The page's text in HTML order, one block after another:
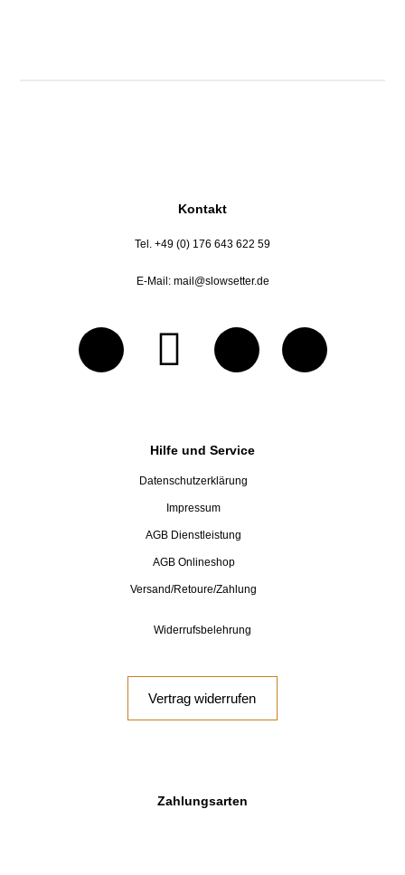
Kontakt
Tel. +49 (0) 176 643 622 59
E-Mail: mail@slowsetter.de
Hilfe und Service
Datenschutzerklärung
Impressum
AGB Dienstleistung
AGB Onlineshop
Versand/Retoure/Zahlung
Widerrufsbelehrung
Vertrag widerrufen
Zahlungsarten